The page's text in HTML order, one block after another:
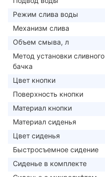
Режим слива воды
Механизм слива
Объем смыва, л
Метод установки сливного
бачка
Цвет кнопки
Поверхность кнопки
Материал кнопки
Материал сиденья
Цвет сиденья
Быстросъемное сидение
Сиденье в комплекте